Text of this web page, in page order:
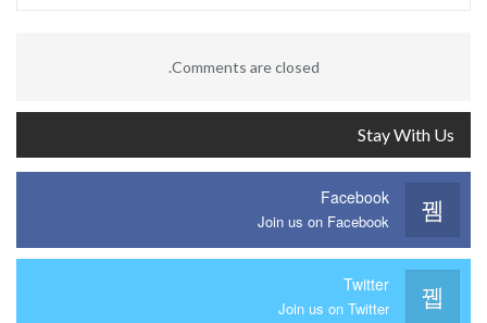
Comments are closed.
Stay With Us
Facebook
Join us on Facebook
Twitter
Join us on Twitter